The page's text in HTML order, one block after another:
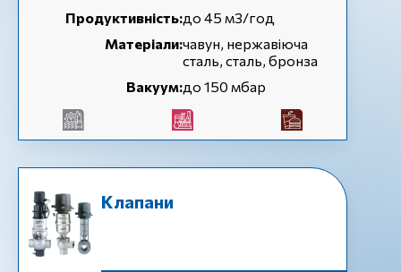
Продуктивність:до 45 м3/год
Матеріали:чавун, нержавіюча
сталь, сталь, бронза
Вакуум:до 150 мбар
Клапани